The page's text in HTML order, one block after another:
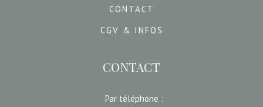
CONTACT
Par téléphone :
CONTACT
CGV & INFOS